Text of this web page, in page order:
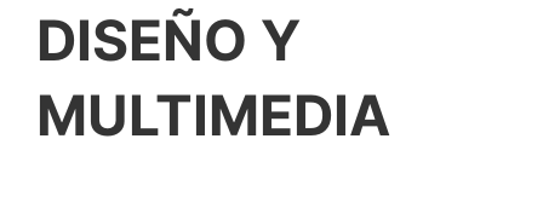
DISEÑO Y
MULTIMEDIA